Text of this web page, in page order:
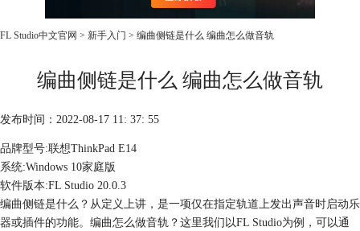
FL Studio中文官网 > 新手入门 > 编曲侧链是什么 编曲怎么做音轨
编曲侧链是什么 编曲怎么做音轨
发布时间：2022-08-17 11: 37: 55
品牌型号:联想ThinkPad E14
系统:Windows 10家庭版
软件版本:FL Studio 20.0.3
编曲侧链是什么？从定义上讲，是一项仅在指定轨道上发出声音时启动乐
器或插件的功能。编曲怎么做音轨？这里我们以FL Studio为例，可以通